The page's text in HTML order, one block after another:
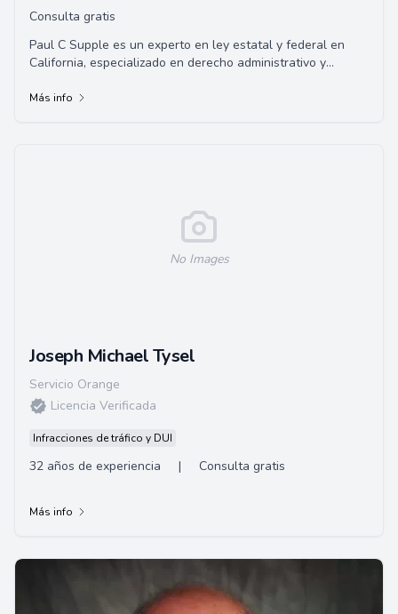
Consulta gratis
Paul C Supple es un experto en ley estatal y federal en
California, especializado en derecho administrativo y
Más info
No Images
Joseph Michael Tysel
Servicio Orange
Licencia Verificada
Infracciones de tráfico y DUI
32 años de experiencia | Consulta gratis
Más info